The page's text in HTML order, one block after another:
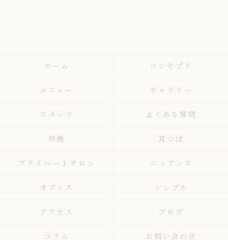
ホーム コンセプト
メニュー ギャラリー
スタッフ よくある質問
特徴 耳つぼ
プライベートサロン ニュアンス
オフィス シンプル
アクセス ブログ
コラム お問い合わせ